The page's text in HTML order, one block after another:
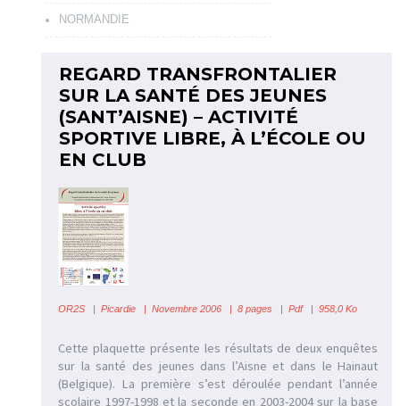
NORMANDIE
REGARD TRANSFRONTALIER
SUR LA SANTÉ DES JEUNES
(SANT’AISNE) – ACTIVITÉ
SPORTIVE LIBRE, À L’ÉCOLE OU
EN CLUB
OR2S |Picardie | Novembre 2006 | 8 pages | Pdf | 958,0 Ko
Cette plaquette présente les résultats de deux enquêtes
sur la santé des jeunes dans l’Aisne et dans le Hainaut
(Belgique). La première s’est déroulée pendant l’année
scolaire 1997-1998 et la seconde en 2003-2004 sur la base